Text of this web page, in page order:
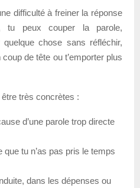
difficulté à freiner la réponse
tu peux couper la parole,
chose sans réfléchir,
de tête ou t’emporter plus
très concrètes :
d’une parole trop directe
tu n’as pas pris le temps
dans les dépenses ou